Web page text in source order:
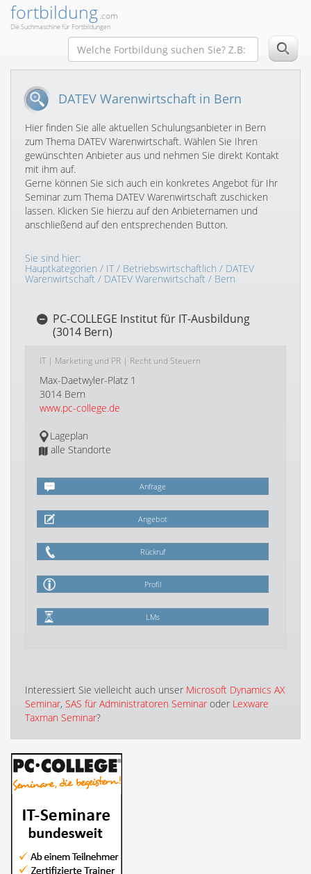
fortbildung.com
Die Suchmaschine für Fortbildungen
DATEV Warenwirtschaft in Bern
Hier finden Sie alle aktuellen Schulungsanbieter in Bern
zum Thema DATEV Warenwirtschaft. Wählen Sie Ihren
gewünschten Anbieter aus und nehmen Sie direkt Kontakt
mit ihm auf.
Gerne können Sie sich auch ein konkretes Angebot für Ihr
Seminar zum Thema DATEV Warenwirtschaft zuschicken
lassen. Klicken Sie hierzu auf den Anbieternamen und
anschließend auf den entsprechenden Button.
Sie sind hier:
Hauptkategorien / IT/ Betriebswirtschaftlich / DATEV
Warenwirtschaft / DATEV Warenwirtschaft / Bern
PC-COLLEGE Institut für IT-Ausbildung
(3014 Bern)
IT | Marketing und PR | Recht und Steuern
Max-Daetwyler-Platz 1
3014 Bern
www.pc-college.de
Lageplan
alle Standorte
Anfrage
Angebot
Rückruf
Profil
LMs
Interessiert Sie vielleicht auch unser Microsoft Dynamics AX
Seminar, SAS für Administratoren Seminar oder Lexware
Taxman Seminar?